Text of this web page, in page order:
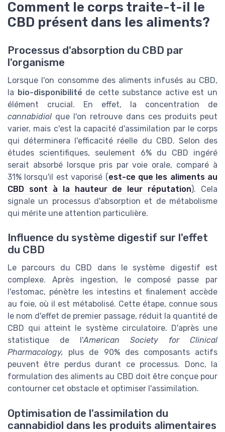
Comment le corps traite-t-il le
CBD présent dans les aliments?
Processus d'absorption du CBD par
l'organisme
Lorsque l'on consomme des aliments infusés au CBD,
la bio-disponibilité de cette substance active est un
élément crucial. En effet, la concentration de
cannabidiol que l'on retrouve dans ces produits peut
varier, mais c'est la capacité d'assimilation par le corps
qui déterminera l'efficacité réelle du CBD. Selon des
études scientifiques, seulement 6% du CBD ingéré
serait absorbé lorsque pris par voie orale, comparé à
31% lorsqu'il est vaporisé (est-ce que les aliments au
CBD sont à la hauteur de leur réputation). Cela
signale un processus d'absorption et de métabolisme
qui mérite une attention particulière.
Influence du système digestif sur l'effet
du CBD
Le parcours du CBD dans le système digestif est
complexe. Après ingestion, le composé passe par
l'estomac, pénètre les intestins et finalement accède
au foie, où il est métabolisé. Cette étape, connue sous
le nom d'effet de premier passage, réduit la quantité de
CBD qui atteint le système circulatoire. D'après une
statistique de l'American Society for Clinical
Pharmacology, plus de 90% des composants actifs
peuvent être perdus durant ce processus. Donc, la
formulation des aliments au CBD doit être conçue pour
contourner cet obstacle et optimiser l'assimilation.
Optimisation de l'assimilation du
cannabidiol dans les produits alimentaires